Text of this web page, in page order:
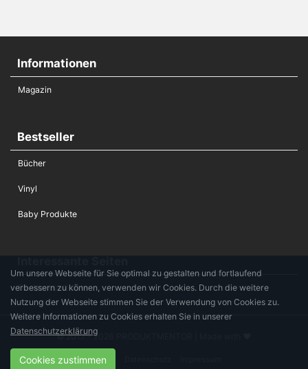
Informationen
Magazin
Bestseller
Bücher
Vinyl
Baby Produkte
Die Hochzeitsliste
© 2017 - 2026 PRODUKTMENTOR | Made with ♥
Kontakt
Um unsere Webseite für Sie optimal zu gestalten und fortlaufend
verbessern zu können, verwenden wir Cookies. Durch die weitere
Nutzung der Webseite stimmen Sie der Verwendung von Cookies zu.
Weitere Informationen zu Cookies erhalten Sie in unserer
Datenschutzerklärung
Cookies zustimmen